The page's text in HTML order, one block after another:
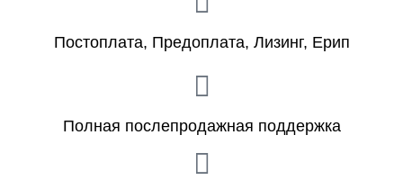
Постоплата, Предоплата, Лизинг, Ерип
Полная послепродажная поддержка